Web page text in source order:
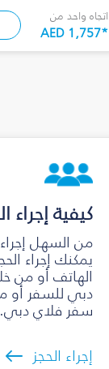
اتجاه واحد من
AED 1,757*
كيفية إجراء
من السهل
يمكنك إجراء
الهاتف أو من
دبي للسفر أو
سفر فلاي دبي.
إجراء الحجز